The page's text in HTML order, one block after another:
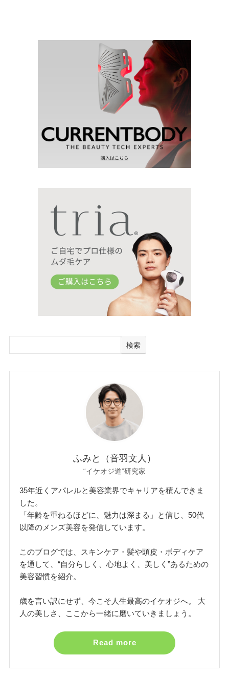
検索
ふみと（音羽文人）
“イケオジ道”研究家
35年近くアパレルと美容業界でキャリアを積んできま
した。
「年齢を重ねるほどに、魅力は深まる」と信じ、50代
以降のメンズ美容を発信しています。
このブログでは、スキンケア・髪や頭皮・ボディケア
を通して、“自分らしく、心地よく、美しく”あるための
美容習慣を紹介。
歳を言い訳にせず、今こそ人生最高のイケオジへ。 大
人の美しさ、ここから一緒に磨いていきましょう。
Read more